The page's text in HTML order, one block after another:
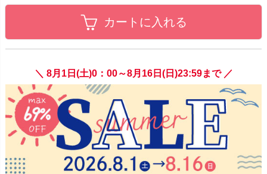
カートに入れる
＼ 8月1日(土)0：00～8月16日(日)23:59まで ／